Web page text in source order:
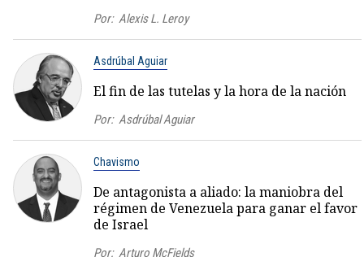
Por: Alexis L. Leroy
Asdrúbal Aguiar
El fin de las tutelas y la hora de la nación
Por: Asdrúbal Aguiar
Chavismo
De antagonista a aliado: la maniobra del
régimen de Venezuela para ganar el favor
de Israel
Por: Arturo McFields